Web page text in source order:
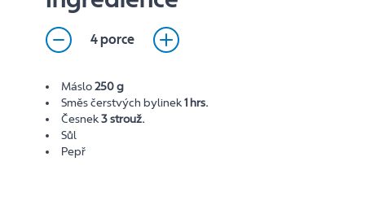
4 porce
Máslo250 g
Směs čerstvých bylinek1 hrs.
Česnek3 strouž.
Sůl
Pepř